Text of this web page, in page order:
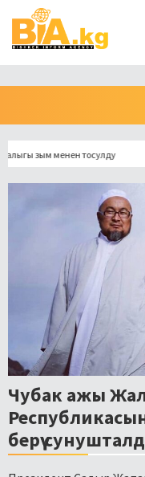
зым менен тосулду
Чубак ажы
берүү